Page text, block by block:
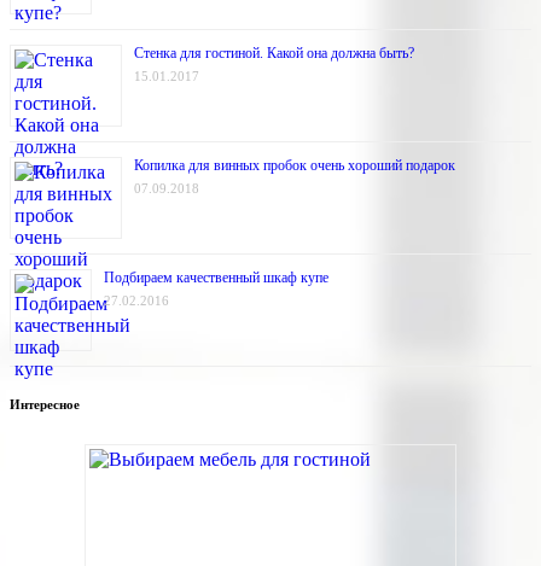
Стенка для гостиной. Какой она должна быть?
15.01.2017
Копилка для винных пробок очень хороший подарок
07.09.2018
Подбираем качественный шкаф купе
27.02.2016
Интересное